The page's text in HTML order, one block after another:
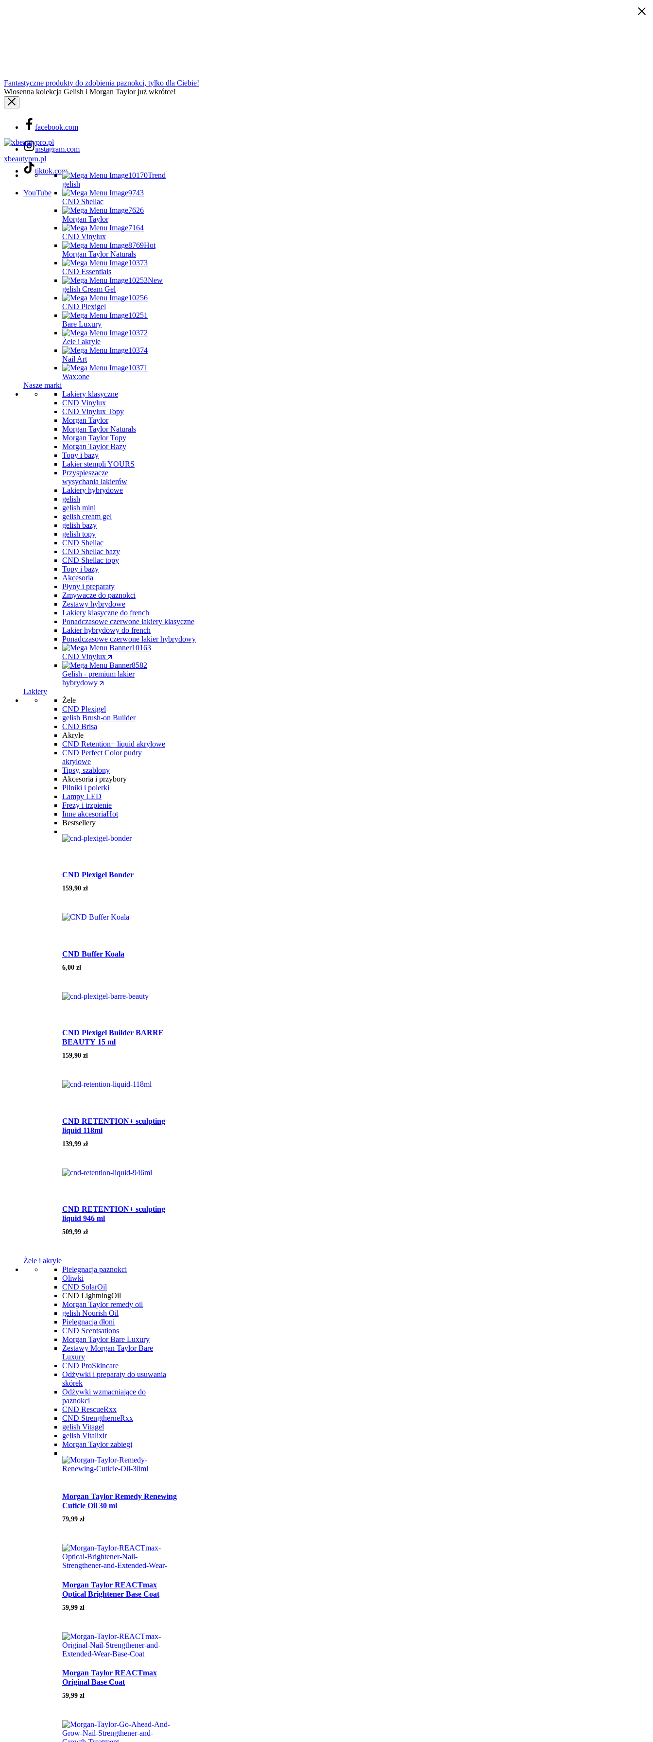
Fantastyczne produkty do zdobienia paznokci, tylko dla Ciebie!
Wiosenna kolekcja Gelish i Morgan Taylor już wkrótce!
facebook.com
instagram.com
tiktok.com
YouTube
xbeautypro.pl
Trend
gelish
CND Shellac
Morgan Taylor
CND Vinylux
Hot
Morgan Taylor Naturals
CND Essentials
New
gelish Cream Gel
CND Plexigel
Bare Luxury
Żele i akryle
Nail Art
Wax:one
Nasze marki
Lakiery klasyczne
CND Vinylux
CND Vinylux Topy
Morgan Taylor
Morgan Taylor Naturals
Morgan Taylor Topy
Morgan Taylor Bazy
Topy i bazy
Lakier stempli YOURS
Przyspieszacze
wysychania lakierów
Lakiery hybrydowe
gelish
gelish mini
gelish cream gel
gelish bazy
gelish topy
CND Shellac
CND Shellac bazy
CND Shellac topy
Topy i bazy
Akcesoria
Płyny i preparaty
Zmywacze do paznokci
Zestawy hybrydowe
Lakiery klasyczne do french
Ponadczasowe czerwone lakiery klasyczne
Lakier hybrydowy do french
Ponadczasowe czerwone lakier hybrydowy
CND Vinylux
Gelish - premium lakier
hybrydowy
Lakiery
Żele
CND Plexigel
gelish Brush-on Builder
CND Brisa
Akryle
CND Retention+ liquid akrylowe
CND Perfect Color pudry
akrylowe
Tipsy, szablony
Akcesoria i przybory
Pilniki i polerki
Lampy LED
Frezy i trzpienie
Inne akcesoriaHot
Bestsellery
CND Plexigel Bonder
159,90 zł
CND Buffer Koala
6,00 zł
CND Plexigel Builder BARRE
BEAUTY 15 ml
159,90 zł
CND RETENTION+ sculpting
liquid 118ml
139,99 zł
CND RETENTION+ sculpting
liquid 946 ml
509,99 zł
Żele i akryle
Pielęgnacja paznokci
Oliwki
CND SolarOil
CND LightningOil
Morgan Taylor remedy oil
gelish Nourish Oil
Pielęgnacja dłoni
CND Scentsations
Morgan Taylor Bare Luxury
Zestawy Morgan Taylor Bare
Luxury
CND ProSkincare
Odżywki i preparaty do usuwania
skórek
Odżywki wzmacniające do
paznokci
CND RescueRxx
CND StrengtherneRxx
gelish Vitagel
gelish Vitalixir
Morgan Taylor zabiegi
Morgan Taylor Remedy Renewing
Cuticle Oil 30 ml
79,99 zł
Morgan Taylor REACTmax
Optical Brightener Base Coat
59,99 zł
Morgan Taylor REACTmax
Original Base Coat
59,99 zł